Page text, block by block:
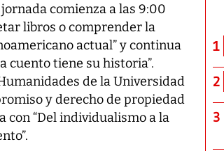
comienza a las 9:00
libros o comprender la
actual” y continua
cuento tiene su historia”.
de la Universidad
y derecho de propiedad
con “Del individualismo a la
1
2
3